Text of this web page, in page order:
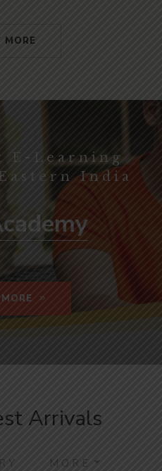
MORE
E-Learning
India
Arrivals
MORE